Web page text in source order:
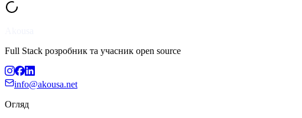
Full Stack розробник та учасник open source
info@akousa.net
Огляд